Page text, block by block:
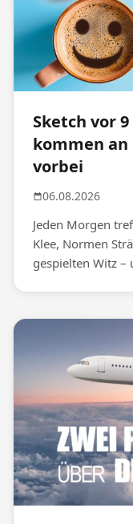
Sketch vor
kommen
vorbei
06.08.2026
Jeden Morgen
Klee, Normen
gespielten Witz –